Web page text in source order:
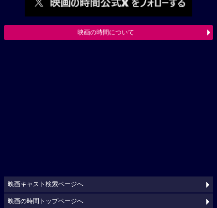
映画の時間について
映画キャスト検索ページへ
映画の時間トップページへ